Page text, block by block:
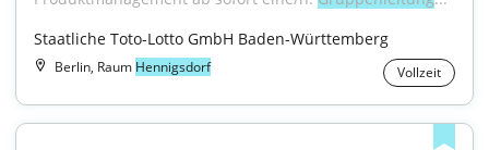
Staatliche Toto-Lotto GmbH Baden-Württemberg
Berlin, Raum Hennigsdorf Vollzeit